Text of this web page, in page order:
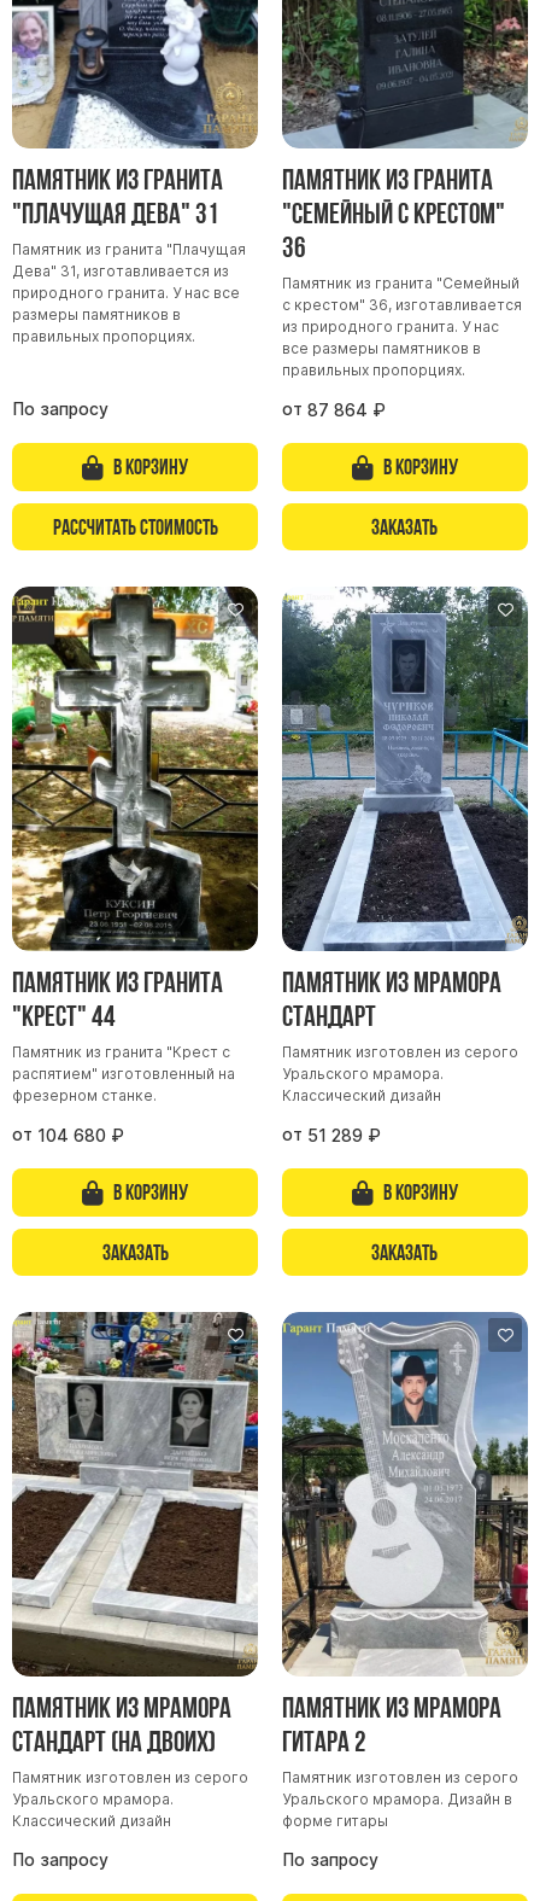
Памятник из гранита
"Плачущая Дева" 31
Памятник из гранита "Плачущая
Дева" 31, изготавливается из
природного гранита. У нас все
размеры памятников в
правильных пропорциях.
По запросу
В корзину
Рассчитать стоимость
Памятник из гранита
"Семейный с крестом"
36
Памятник из гранита "Семейный
с крестом" 36, изготавливается
из природного гранита. У нас
все размеры памятников в
правильных пропорциях.
от 87 864 ₽
В корзину
Заказать
Памятник из гранита
"Крест" 44
Памятник из гранита "Крест с
распятием" изготовленный на
фрезерном станке.
от 104 680 ₽
В корзину
Заказать
Памятник из мрамора
Стандарт
Памятник изготовлен из серого
Уральского мрамора.
Классический дизайн
от 51 289 ₽
В корзину
Заказать
Памятник из мрамора
Стандарт (на двоих)
Памятник изготовлен из серого
Уральского мрамора.
Классический дизайн
По запросу
Памятник из мрамора
Гитара 2
Памятник изготовлен из серого
Уральского мрамора. Дизайн в
форме гитары
По запросу